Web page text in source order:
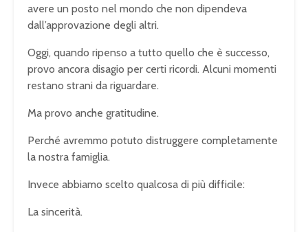
avere un posto nel mondo che non dipendeva
dall’approvazione degli altri.
Oggi, quando ripenso a tutto quello che è successo,
provo ancora disagio per certi ricordi. Alcuni momenti
restano strani da riguardare.
Ma provo anche gratitudine.
Perché avremmo potuto distruggere completamente
la nostra famiglia.
Invece abbiamo scelto qualcosa di più difficile:
La sincerità.